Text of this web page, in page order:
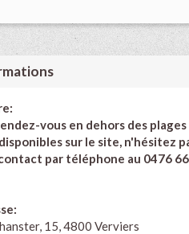
vous en dehors des plages
sur le site, n'hésitez
par téléphone au 0476
15, 4800 Verviers